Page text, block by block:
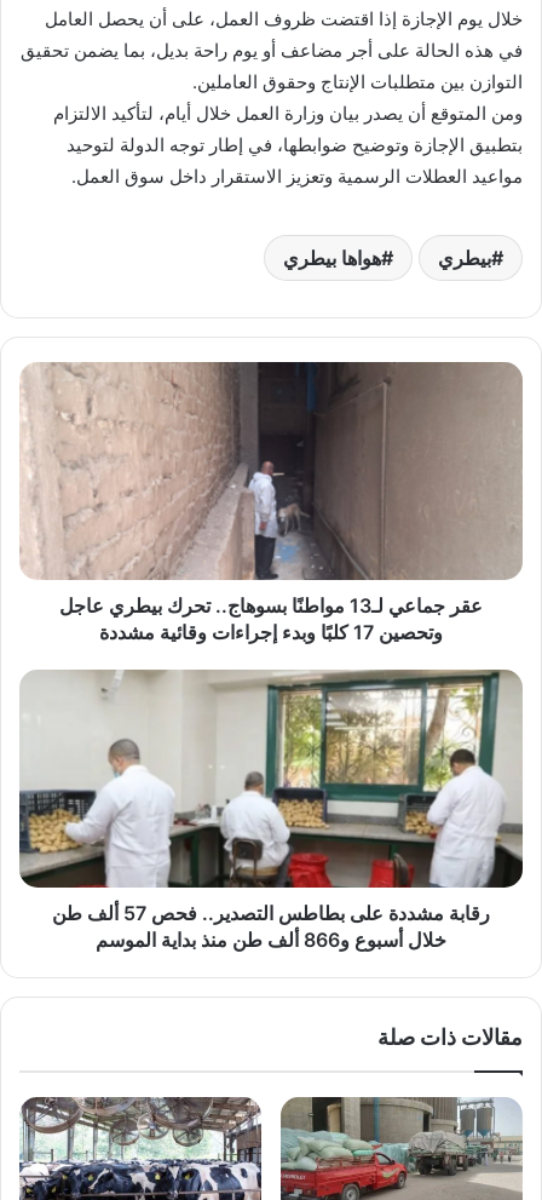
خلال يوم الإجازة إذا اقتضت ظروف العمل، على أن يحصل العامل
في هذه الحالة على أجر مضاعف أو يوم راحة بديل، بما يضمن تحقيق
التوازن بين متطلبات الإنتاج وحقوق العاملين.
ومن المتوقع أن يصدر بيان وزارة العمل خلال أيام، لتأكيد الالتزام
بتطبيق الإجازة وتوضيح ضوابطها، في إطار توجه الدولة لتوحيد
مواعيد العطلات الرسمية وتعزيز الاستقرار داخل سوق العمل.
بيطري هواها بيطري
عقر
بيطري
وتحصين
إجراءات
وقائية
مشددة
عقر جماعي لـ13 مواطنًا بسوهاج.. تحرك بيطري عاجل
وتحصين 17 كلبًا وبدء إجراءات وقائية مشددة
رقابة
مشددة
بطاطس
التصدير..
57
ألف
طن
منذ
رقابة مشددة على بطاطس التصدير.. فحص 57 ألف طن
خلال أسبوع و866 ألف طن منذ بداية الموسم
مقالات ذات صلة